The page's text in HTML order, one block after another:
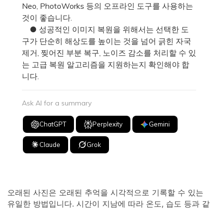
Neo, PhotoWorks 등의 오프라인 도구를 사용하는
것이 좋습니다.
● 성공적인 이미지 복원을 위해서는 선택한 도
구가 단순히 해상도를 높이는 것을 넘어 긁힌 자국
제거, 찢어진 부분 복구, 노이즈 감소를 처리할 수 있
는 고급 복원 알고리즘을 지원하는지 확인해야 합
니다.
Ask AI for a summary
ChatGPT Perplexity Gemini
Claude Grok
오래된 사진은 오래된 추억을 시각적으로 기록할 수 있는
유일한 방법입니다. 시간이 지남에 따라 온도, 습도 등과 같